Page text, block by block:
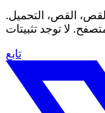
القص، التحميل.
تابع